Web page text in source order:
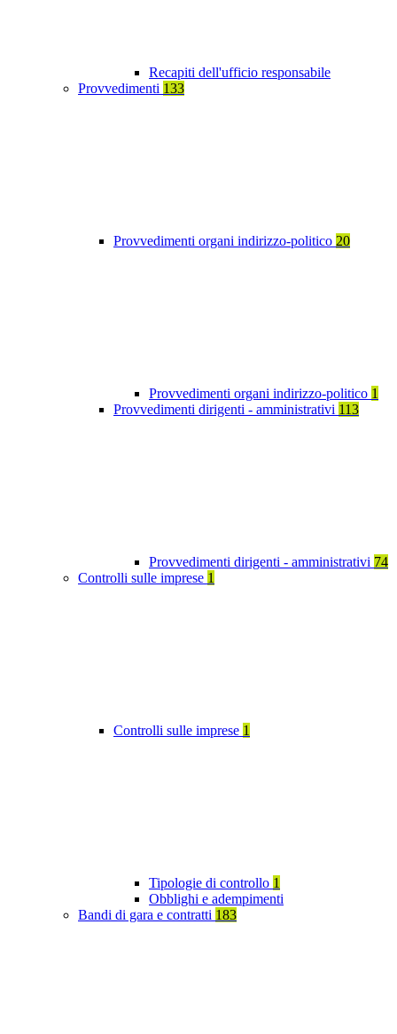
Recapiti dell'ufficio responsabile
Provvedimenti 133
Provvedimenti organi indirizzo-politico 20
Provvedimenti organi indirizzo-politico 1
Provvedimenti dirigenti - amministrativi 113
Provvedimenti dirigenti - amministrativi 74
Controlli sulle imprese 1
Controlli sulle imprese 1
Tipologie di controllo 1
Obblighi e adempimenti
Bandi di gara e contratti 183